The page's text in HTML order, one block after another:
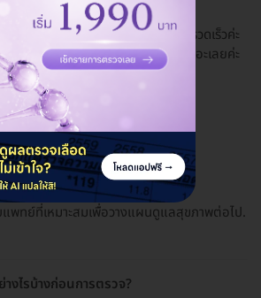
ะเฟสค่ะ เลือกแพ็กเกจนี้สะดวกและรวดเร็วค่ะ
ด้คำตอบ ไขข้อข้อใจ คลายกังวลได้เยอะเลยค่ะ
ควรทำอย่างไรบ้าง?
พทย์ที่เหมาะสมเพื่อวางแผนดูแลสุขภาพต่อไป.
งไรบ้างก่อนการตรวจ?